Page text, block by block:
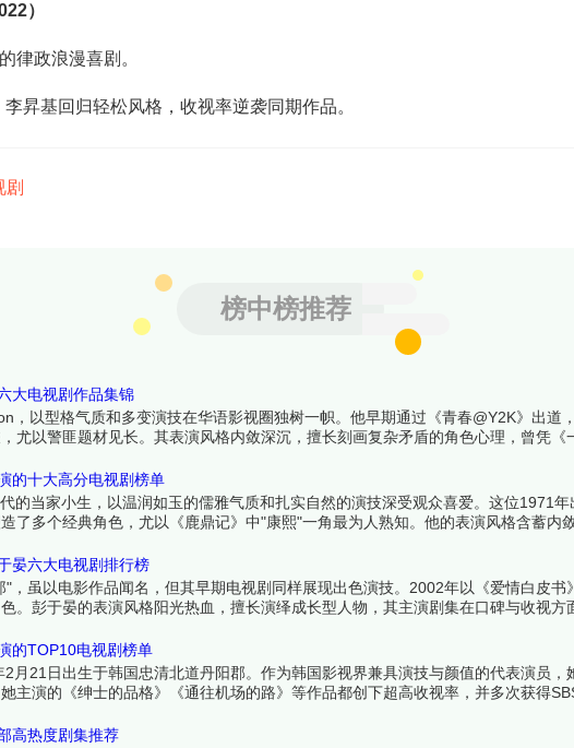
）
律政浪漫喜剧。
李昇基回归轻松风格，收视率逆袭同期作品。
剧
榜中榜推荐
大电视剧作品集锦
，以型格气质和多变演技在华语影视圈独树一帜。他早期通过《青春@Y2K》出道
尤以警匪题材见长。其表演风格内敛深沉，擅长刻画复杂矛盾的角色心理，曾凭《
6部电视剧（含客串），涵盖青春偶像、都市情感等题材，从角色突破性、制作水
单吧！
的十大高分电视剧榜单
的当家小生，以温润如玉的儒雅气质和扎实自然的演技深受观众喜爱。这位1971
了多个经典角色，尤以《鹿鼎记》中"康熙"一角最为人熟知。他的表演风格含蓄内
现代剧中的专业人士都游刃有余。曾获TVB"我最喜爱的电视角色"等多项荣誉。下
晏六大电视剧排行榜
，虽以电影作品闻名，但其早期电视剧同样展现出色演技。2002年以《爱情白皮
。彭于晏的表演风格阳光热血，擅长演绎成长型人物，其主演剧集在口碑与收视方
的TOP10电视剧榜单
月21日出生于韩国忠清北道丹阳郡。作为韩国影视界兼具演技与颜值的代表演员，
主演的《绅士的品格》《通往机场的路》等作品都创下超高收视率，并多次获得
底，使她成为韩国中生代女演员中的佼佼者。下面跟着榜中榜编辑一起来看看详细
高热度剧集推荐